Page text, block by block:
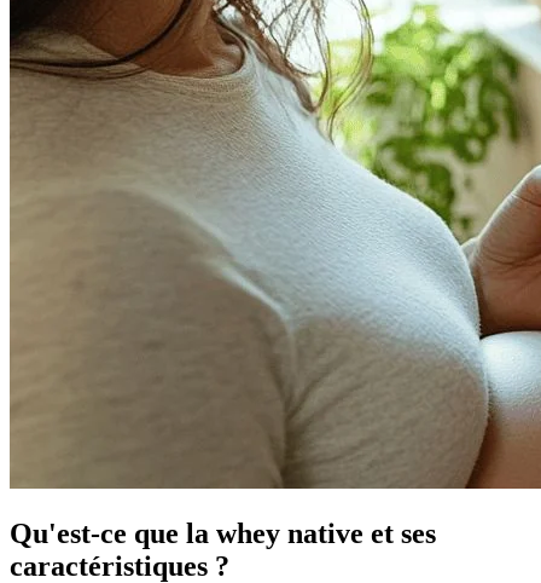
Qu'est-ce que la whey native et ses
caractéristiques ?